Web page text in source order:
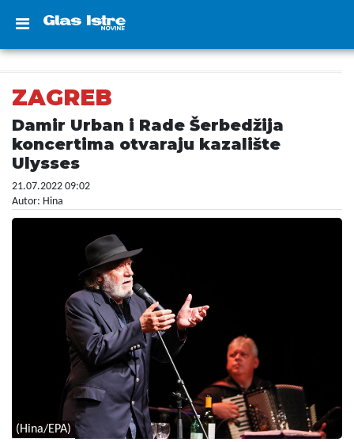
ZAGREB
Damir Urban i Rade Šerbedžija
koncertima otvaraju kazalište
Ulysses
21.07.2022 09:02
Autor: Hina
(Hina/EPA)